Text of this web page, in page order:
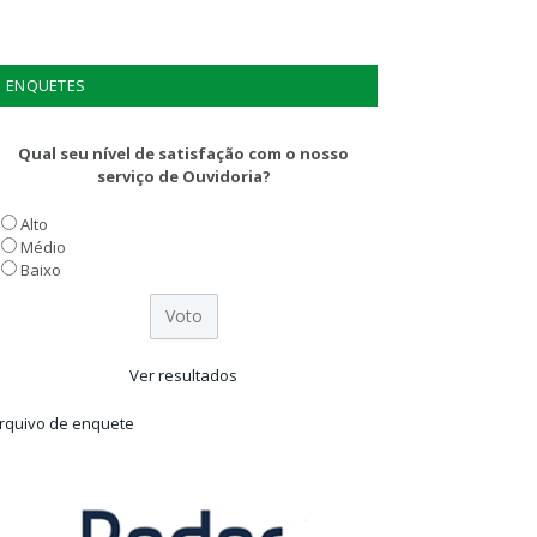
ENQUETES
Qual seu nível de satisfação com o nosso
serviço de Ouvidoria?
Alto
Médio
Baixo
Ver resultados
de enquete